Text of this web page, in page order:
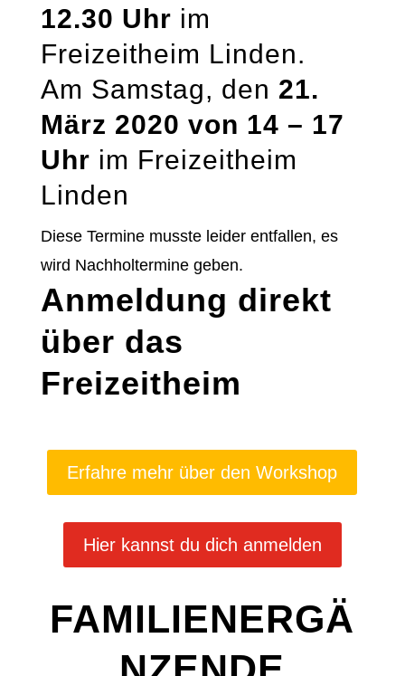
12.30 Uhr im
Freizeitheim Linden.
Am Samstag, den 21.
März 2020 von 14 – 17
Uhr im Freizeitheim
Linden
Diese Termine musste leider entfallen, es
wird Nachholtermine geben.
Anmeldung direkt
über das
Freizeitheim
Erfahre mehr über den Workshop
Hier kannst du dich anmelden
FAMILIENERGÄ